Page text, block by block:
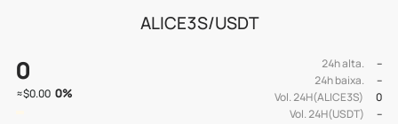
ALICE3S/USDT
0
≈$0.00 0%
24h alta.
--
24h baixa.
--
Vol. 24H(ALICE3S)
0
Vol. 24H(USDT)
--